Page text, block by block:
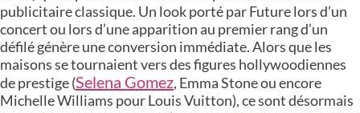
publicitaire classique. Un look porté par Future lors d’un
concert ou lors d’une apparition au premier rang d’un
défilé génère une conversion immédiate. Alors que les
maisons se tournaient vers des figures hollywoodiennes
de prestige (Selena Gomez, Emma Stone ou encore
Michelle Williams pour Louis Vuitton), ce sont désormais